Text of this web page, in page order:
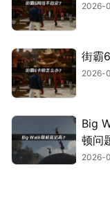
2026-
街霸
2026-
Big
顿问
2026-